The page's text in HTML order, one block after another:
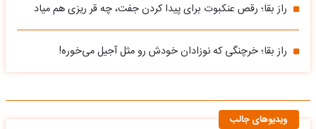
راز بقا؛ رقص عنکبوت برای پیدا کردن جفت، چه قر ریزی هم میاد
راز بقا؛ خرچنگی که نوزادان خودش رو مثل آجیل می‌خوره!
ویدیوهای جالب